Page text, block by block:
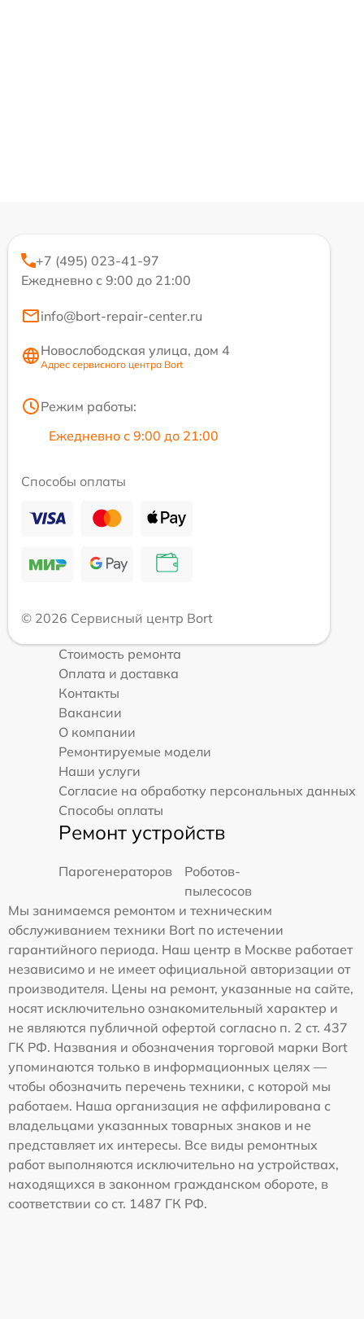
+7 (495) 023-41-97
Ежедневно с 9:00 до 21:00
info@bort-repair-center.ru
Новослободская улица, дом 4
Адрес сервисного центра Bort
Режим работы:
Ежедневно с 9:00 до 21:00
Способы оплаты
© 2026 Сервисный центр Bort
Стоимость ремонта
Оплата и доставка
Контакты
Вакансии
О компании
Ремонтируемые модели
Наши услуги
Согласие на обработку персональных данных
Способы оплаты
Ремонт устройств
Парогенераторов
Роботов-
пылесосов
Мы занимаемся ремонтом и техническим
обслуживанием техники Bort по истечении
гарантийного периода. Наш центр в Москве работает
независимо и не имеет официальной авторизации от
производителя. Цены на ремонт, указанные на сайте,
носят исключительно ознакомительный характер и
не являются публичной офертой согласно п. 2 ст. 437
ГК РФ. Названия и обозначения торговой марки Bort
упоминаются только в информационных целях —
чтобы обозначить перечень техники, с которой мы
работаем. Наша организация не аффилирована с
владельцами указанных товарных знаков и не
представляет их интересы. Все виды ремонтных
работ выполняются исключительно на устройствах,
находящихся в законном гражданском обороте, в
соответствии со ст. 1487 ГК РФ.